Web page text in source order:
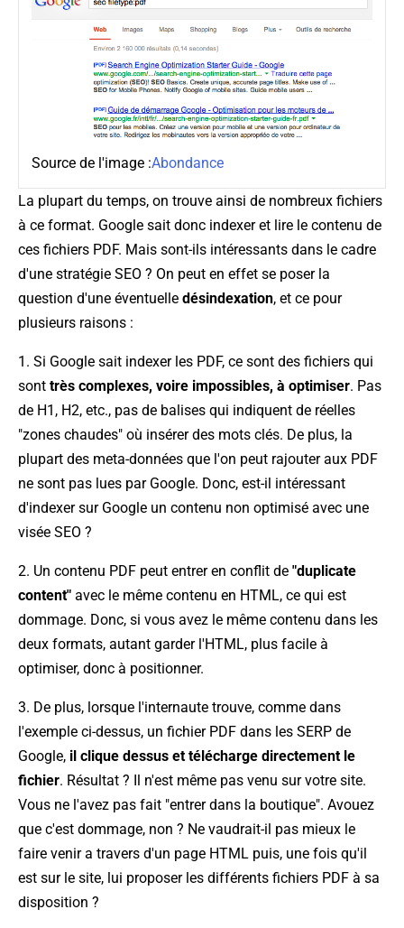
Source de l'image :Abondance
La plupart du temps, on trouve ainsi de nombreux fichiers
à ce format. Google sait donc indexer et lire le contenu de
ces fichiers PDF. Mais sont-ils intéressants dans le cadre
d'une stratégie SEO ? On peut en effet se poser la
question d'une éventuelle désindexation, et ce pour
plusieurs raisons :
1. Si Google sait indexer les PDF, ce sont des fichiers qui
sont très complexes, voire impossibles, à optimiser. Pas
de H1, H2, etc., pas de balises qui indiquent de réelles
"zones chaudes" où insérer des mots clés. De plus, la
plupart des meta-données que l'on peut rajouter aux PDF
ne sont pas lues par Google. Donc, est-il intéressant
d'indexer sur Google un contenu non optimisé avec une
visée SEO ?
2. Un contenu PDF peut entrer en conflit de "duplicate
content" avec le même contenu en HTML, ce qui est
dommage. Donc, si vous avez le même contenu dans les
deux formats, autant garder l'HTML, plus facile à
optimiser, donc à positionner.
3. De plus, lorsque l'internaute trouve, comme dans
l'exemple ci-dessus, un fichier PDF dans les SERP de
Google, il clique dessus et télécharge directement le
fichier. Résultat ? Il n'est même pas venu sur votre site.
Vous ne l'avez pas fait "entrer dans la boutique". Avouez
que c'est dommage, non ? Ne vaudrait-il pas mieux le
faire venir a travers d'un page HTML puis, une fois qu'il
est sur le site, lui proposer les différents fichiers PDF à sa
disposition ?